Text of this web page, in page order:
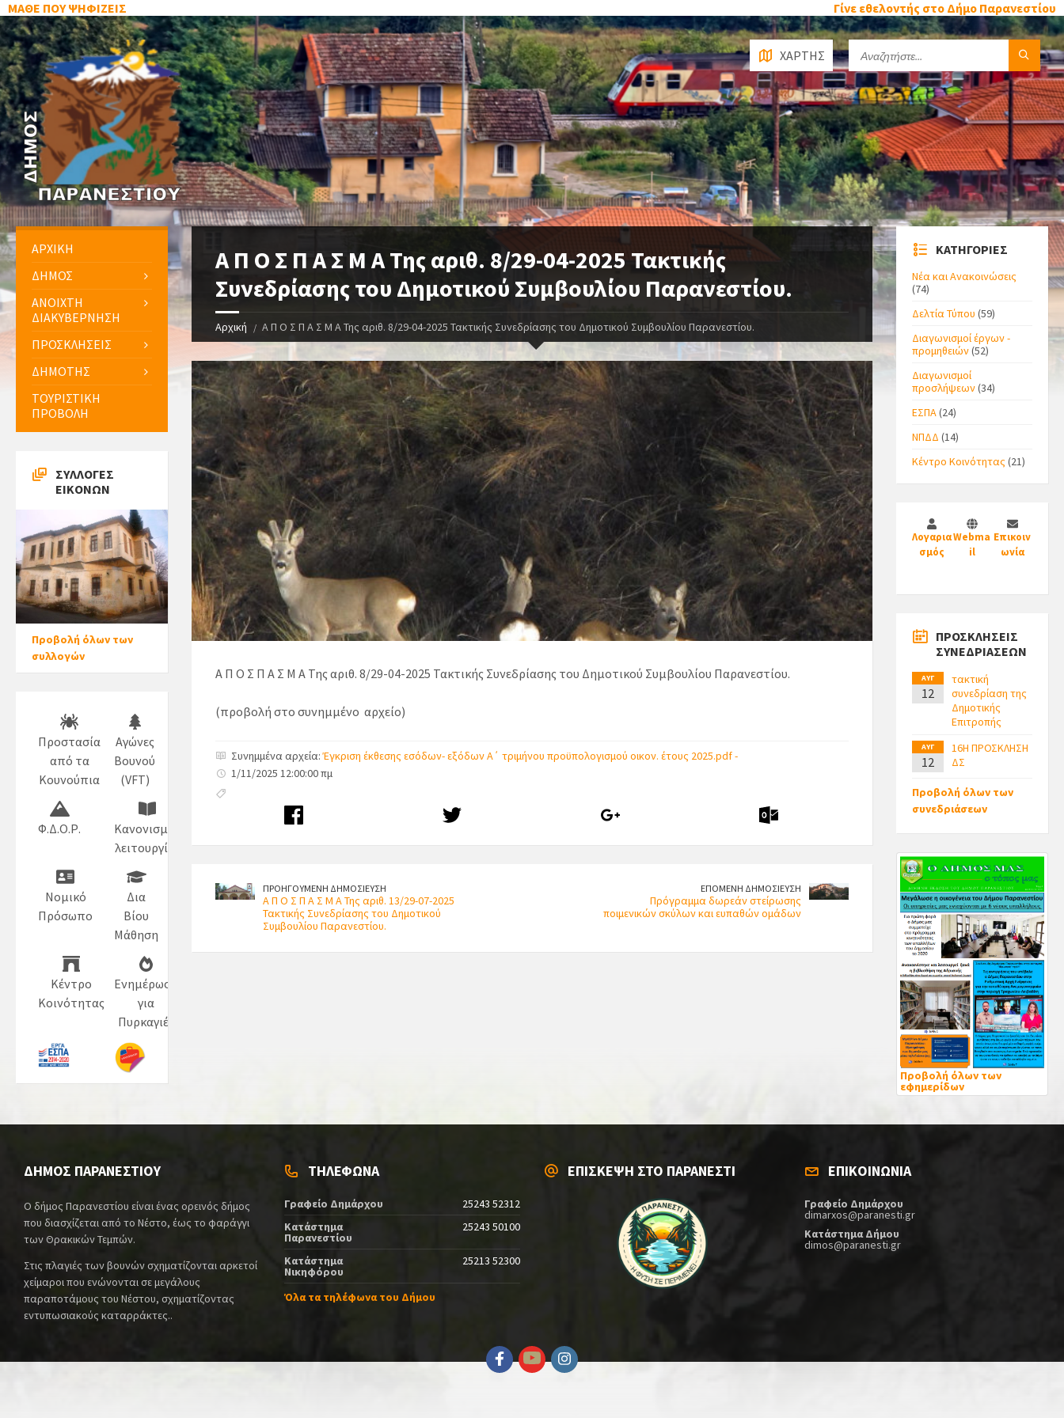
ΜΑΘΕ ΠΟΥ ΨΗΦΙΖΕΙΣ Γίνε εθελοντής στο Δήμο Παρανεστίου
ΧΑΡΤΗΣ
Α Π Ο Σ Π Α Σ Μ Α Της αριθ. 8/29-04-2025 Τακτικής
Συνεδρίασης του Δημοτικού Συμβουλίου Παρανεστίου.
Αρχική Α Π Ο Σ Π Α Σ Μ Α Της αριθ. 8/29-04-2025 Τακτικής Συνεδρίασης του Δημοτικού Συμβουλίου Παρανεστίου.
Α Π Ο Σ Π Α Σ Μ Α Της αριθ. 8/29-04-2025 Τακτικής Συνεδρίασης του Δημοτικού Συμβουλίου Παρανεστίου.
(προβολή στο συνημμένο αρχείο)
Συνημμένα αρχεία: Έγκριση έκθεσης εσόδων- εξόδων Α΄ τριμήνου προϋπολογισμού οικον. έτους 2025.pdf -
1/11/2025 12:00:00 πμ
ΠΡΟΗΓΟΥΜΕΝΗ ΔΗΜΟΣΙΕΥΣΗ
Α Π Ο Σ Π Α Σ Μ Α Της αριθ. 13/29-07-2025
Τακτικής Συνεδρίασης του Δημοτικού
Συμβουλίου Παρανεστίου.
ΕΠΟΜΕΝΗ ΔΗΜΟΣΙΕΥΣΗ
Πρόγραμμα δωρεάν στείρωσης
ποιμενικών σκύλων και ευπαθών ομάδων
ΑΡΧΙΚΗ
ΔΗΜΟΣ
ΑΝΟΙΧΤΗ
ΔΙΑΚΥΒΕΡΝΗΣΗ
ΠΡΟΣΚΛΗΣΕΙΣ
ΔΗΜΟΤΗΣ
ΤΟΥΡΙΣΤΙΚΗ
ΠΡΟΒΟΛΗ
ΣΥΛΛΟΓΕΣ
ΕΙΚΟΝΩΝ
Προβολή όλων των
συλλογών
Προστασία
από τα
Κουνούπια
Αγώνες
Βουνού
(VFT)
Φ.Δ.Ο.Ρ.
Κανονισμός
λειτουργίας
Νομικό
Πρόσωπο
Δια
Βίου
Μάθηση
Κέντρο
Κοινότητας
Ενημέρωση
για
Πυρκαγιές
ΚΑΤΗΓΟΡΙΕΣ
Νέα και Ανακοινώσεις
(74)
Δελτία Τύπου (59)
Διαγωνισμοί έργων -
προμηθειών(52)
Διαγωνισμοί
προσλήψεων(34)
ΕΣΠΑ(24)
ΝΠΔΔ (14)
Κέντρο Κοινότητας(21)
Λογαρια
σμός
Webma
il
Επικοιν
ωνία
ΠΡΟΣΚΛΗΣΕΙΣ
ΣΥΝΕΔΡΙΑΣΕΩΝ
ΑΥΓ
12
τακτική
συνεδρίαση της
Δημοτικής
Επιτροπής
ΑΥΓ
12
16Η ΠΡΟΣΚΛΗΣΗ
ΔΣ
Προβολή όλων των
συνεδριάσεων
Προβολή όλων των
εφημερίδων
ΔΗΜΟΣ ΠΑΡΑΝΕΣΤΙΟΥ
Ο δήμος Παρανεστίου είναι ένας ορεινός δήμος
που διασχίζεται από το Νέστο, έως το φαράγγι
των Θρακικών Τεμπών.
Στις πλαγιές των βουνών σχηματίζονται αρκετοί
χείμαροι που ενώνονται σε μεγάλους
παραποτάμους του Νέστου, σχηματίζοντας
εντυπωσιακούς καταρράκτες..
ΤΗΛΕΦΩΝΑ
Γραφείο Δημάρχου
25243 52312
Κατάστημα
Παρανεστίου
25243 50100
Κατάστημα
Νικηφόρου
25213 52300
Όλα τα τηλέφωνα του Δήμου
ΕΠΙΣΚΕΨΗ ΣΤΟ ΠΑΡΑΝΕΣΤΙ ΕΠΙΚΟΙΝΩΝΙΑ
Γραφείο Δημάρχου
dimarxos@paranesti.gr
Κατάστημα Δήμου
dimos@paranesti.gr